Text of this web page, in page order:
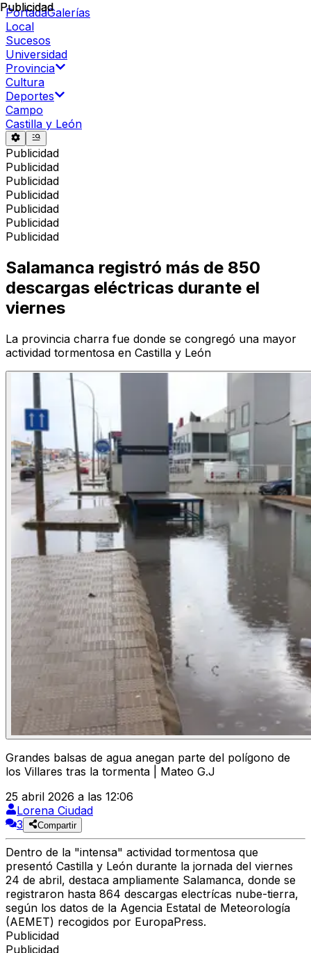
PortadaGalerías
Local
Sucesos
Universidad
Provincia
Cultura
Deportes
Campo
Castilla y León
Publicidad
Publicidad
Publicidad
Publicidad
Publicidad
Publicidad
Publicidad
Publicidad
Salamanca registró más de 850
descargas eléctricas durante el
viernes
La provincia charra fue donde se congregó una mayor
actividad tormentosa en Castilla y León
Grandes balsas de agua anegan parte del polígono de
los Villares tras la tormenta | Mateo G.J
25 abril 2026 a las 12:06
Lorena Ciudad
3
Compartir
Dentro de la "intensa" actividad tormentosa que
presentó Castilla y León durante la jornada del viernes
24 de abril, destaca ampliamente Salamanca, donde se
registraron hasta 864 descargas electrícas nube-tierra,
según los datos de la Agencia Estatal de Meteorología
(AEMET) recogidos por EuropaPress.
Publicidad
Publicidad
Publicidad